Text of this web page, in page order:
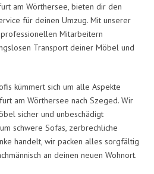
am Wörthersee, bieten dir den
für deinen Umzug. Mit unserer
Mitarbeitern
Transport deiner Möbel und
kümmert sich um alle Aspekte
am Wörthersee nach Szeged. Wir
sicher und unbeschädigt
schwere Sofas, zerbrechliche
handelt, wir packen alles sorgfältig
an deinen neuen Wohnort.